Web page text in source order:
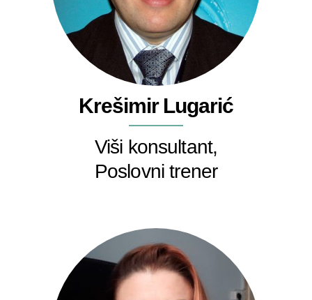
Krešimir Lugarić
Viši konsultant,
Poslovni trener